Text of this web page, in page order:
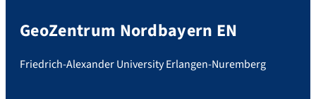
GeoZentrum Nordbayern EN
Friedrich-Alexander University Erlangen-Nuremberg